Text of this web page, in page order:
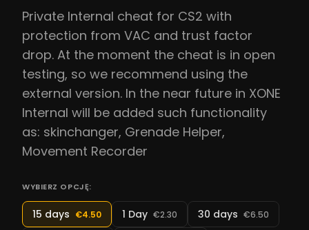
Private Internal cheat for CS2 with
protection from VAC and trust factor
drop. At the moment the cheat is in open
testing, so we recommend using the
external version. In the near future in XONE
Internal will be added such functionality
as: skinchanger, Grenade Helper,
Movement Recorder
WYBIERZ OPCJĘ:
15 days €4.50 1 Day €2.30 30 days €6.50